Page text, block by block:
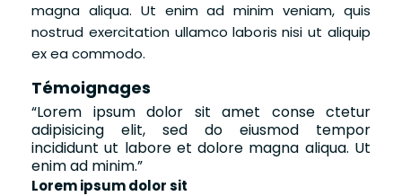
magna aliqua. Ut enim ad minim veniam, quis
nostrud exercitation ullamco laboris nisi ut aliquip
ex ea commodo.
Témoignages
“Lorem ipsum dolor sit amet conse ctetur
adipisicing elit, sed do eiusmod tempor
incididunt ut labore et dolore magna aliqua. Ut
enim ad minim.”
Lorem ipsum dolor sit